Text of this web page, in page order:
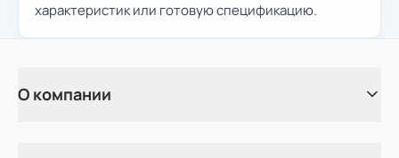
характеристик или готовую спецификацию.
О компании